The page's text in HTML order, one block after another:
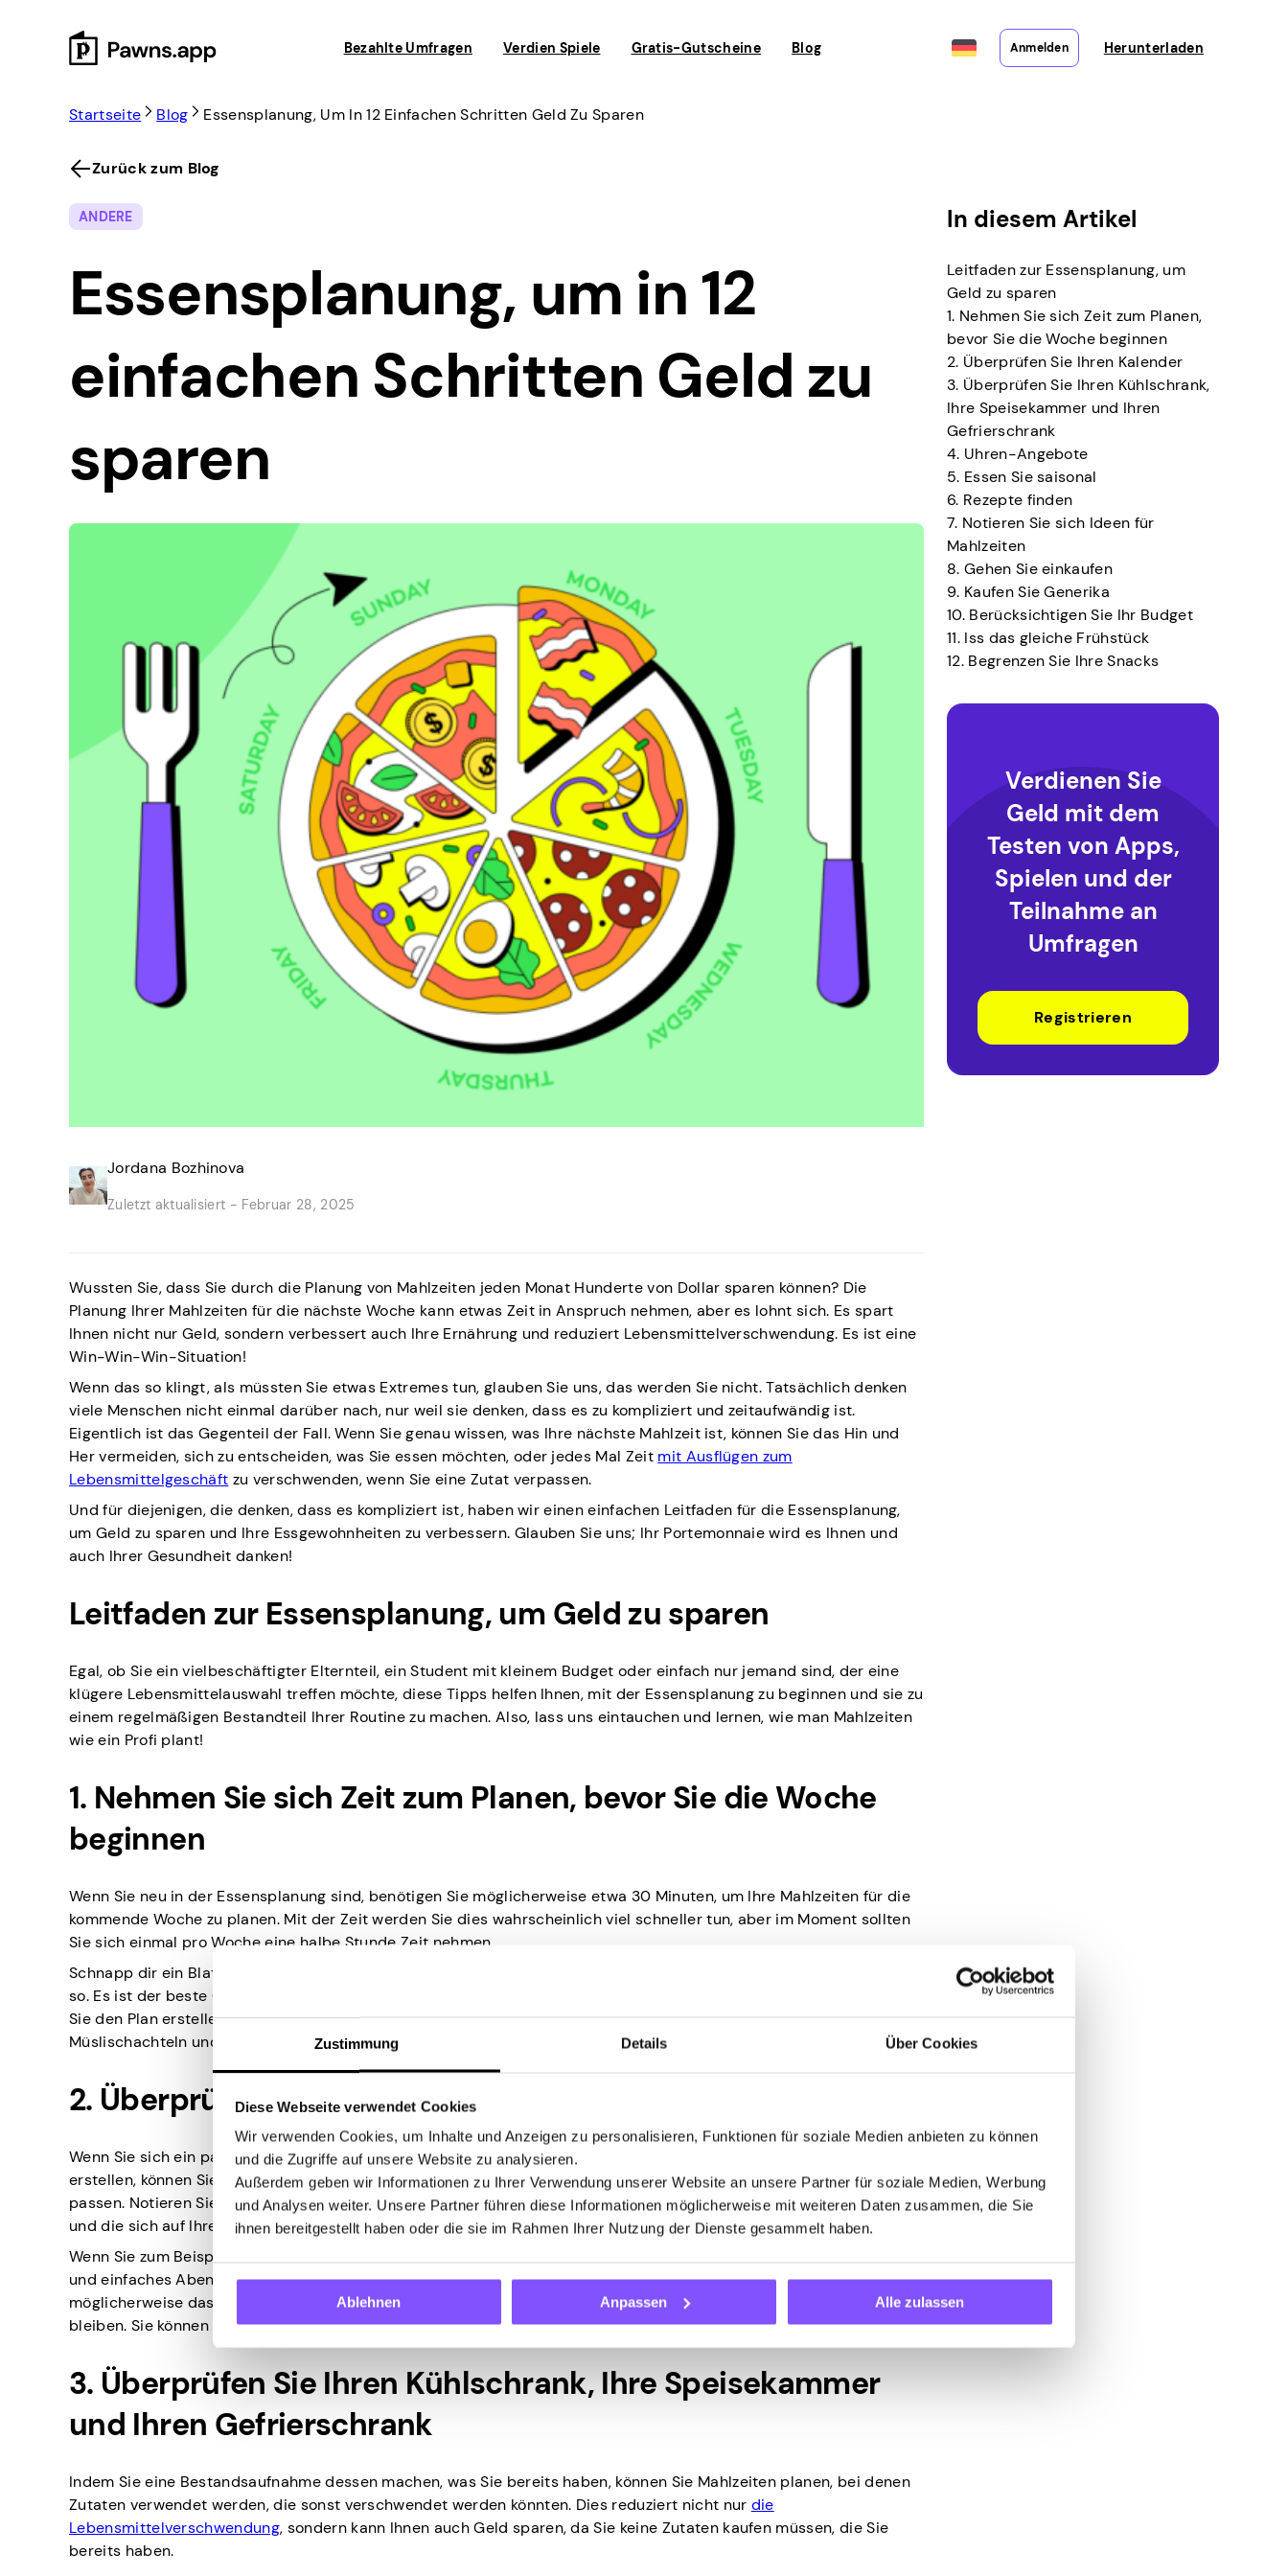
Zustimmung Details Über Cookies
Diese Webseite verwendet Cookies
Wir verwenden Cookies, um Inhalte und Anzeigen zu personalisieren, Funktionen für soziale Medien anbieten zu können
und die Zugriffe auf unsere Website zu analysieren.
Außerdem geben wir Informationen zu Ihrer Verwendung unserer Website an unsere Partner für soziale Medien, Werbung
und Analysen weiter. Unsere Partner führen diese Informationen möglicherweise mit weiteren Daten zusammen, die Sie
ihnen bereitgestellt haben oder die sie im Rahmen Ihrer Nutzung der Dienste gesammelt haben.
Ablehnen Anpassen Alle zulassen
Bezahlte Umfragen Verdien Spiele Gratis-Gutscheine Blog Anmelden Herunterladen
Startseite Blog Essensplanung, Um In 12 Einfachen Schritten Geld Zu Sparen
Zurück zum Blog
ANDERE
Essensplanung, um in 12
einfachen Schritten Geld zu
sparen
Jordana Bozhinova
Zuletzt aktualisiert - Februar 28, 2025
Wussten Sie, dass Sie durch die Planung von Mahlzeiten jeden Monat Hunderte von Dollar sparen können? Die
Planung Ihrer Mahlzeiten für die nächste Woche kann etwas Zeit in Anspruch nehmen, aber es lohnt sich. Es spart
Ihnen nicht nur Geld, sondern verbessert auch Ihre Ernährung und reduziert Lebensmittelverschwendung. Es ist eine
Win-Win-Win-Situation!
Wenn das so klingt, als müssten Sie etwas Extremes tun, glauben Sie uns, das werden Sie nicht. Tatsächlich denken
viele Menschen nicht einmal darüber nach, nur weil sie denken, dass es zu kompliziert und zeitaufwändig ist.
Eigentlich ist das Gegenteil der Fall. Wenn Sie genau wissen, was Ihre nächste Mahlzeit ist, können Sie das Hin und
Her vermeiden, sich zu entscheiden, was Sie essen möchten, oder jedes Mal Zeit mit Ausflügen zum
Lebensmittelgeschäft zu verschwenden, wenn Sie eine Zutat verpassen.
Und für diejenigen, die denken, dass es kompliziert ist, haben wir einen einfachen Leitfaden für die Essensplanung,
um Geld zu sparen und Ihre Essgewohnheiten zu verbessern. Glauben Sie uns; Ihr Portemonnaie wird es Ihnen und
auch Ihrer Gesundheit danken!
Leitfaden zur Essensplanung, um Geld zu sparen
Egal, ob Sie ein vielbeschäftigter Elternteil, ein Student mit kleinem Budget oder einfach nur jemand sind, der eine
klügere Lebensmittelauswahl treffen möchte, diese Tipps helfen Ihnen, mit der Essensplanung zu beginnen und sie zu
einem regelmäßigen Bestandteil Ihrer Routine zu machen. Also, lass uns eintauchen und lernen, wie man Mahlzeiten
wie ein Profi plant!
1. Nehmen Sie sich Zeit zum Planen, bevor Sie die Woche
beginnen
Wenn Sie neu in der Essensplanung sind, benötigen Sie möglicherweise etwa 30 Minuten, um Ihre Mahlzeiten für die
kommende Woche zu planen. Mit der Zeit werden Sie dies wahrscheinlich viel schneller tun, aber im Moment sollten
Sie sich einmal pro Woche eine halbe Stunde Zeit nehmen.
Schnapp dir ein Blatt Papier und geh in die Küche. Und wenn wir von der Küche sprechen, dann meinen wir das auch
so. Es ist der beste Ort für diesen Job, da Sie sehen können, was Sie zur Hand haben und was Ihnen fehlt, während
Sie den Plan erstellen. Und verlassen Sie sich nicht auf das Gedächtnis, um zu vermeiden, dass Sie am Ende mehr
Müslischachteln und weniger Eier haben, als Sie brauchen.
2. Überprüfen Sie Ihren Kalender
Wenn Sie sich ein paar Minuten Zeit nehmen, um Ihren Kalender zu überprüfen, wenn Sie einen Ernährungsplan
erstellen, können Sie effizienter planen, Stress abbauen und sicherstellen, dass Ihre Mahlzeiten zu Ihrem Lebensstil
passen. Notieren Sie sich also alle Veranstaltungen, Termine oder Aktivitäten, die Sie für die Woche geplant haben
und die sich auf Ihre Essensplanung auswirken könnten.
Wenn Sie zum Beispiel am Dienstagabend eine späte Besprechung haben, planen Sie für diesen Tag ein schnelles
und einfaches Abendessen ein. Oder wenn Sie am Mittwoch eine Menschenmenge erwarten, müssen Sie
möglicherweise das Rezept verdoppeln, um alle zu ernähren. Machen Sie sich keine Sorgen, wenn Reste übrig
bleiben. Sie können sie jederzeit einfrieren und abends verwenden, wenn Sie keine Zeit zum Kochen haben.
3. Überprüfen Sie Ihren Kühlschrank, Ihre Speisekammer
und Ihren Gefrierschrank
Indem Sie eine Bestandsaufnahme dessen machen, was Sie bereits haben, können Sie Mahlzeiten planen, bei denen
Zutaten verwendet werden, die sonst verschwendet werden könnten. Dies reduziert nicht nur die
Lebensmittelverschwendung, sondern kann Ihnen auch Geld sparen, da Sie keine Zutaten kaufen müssen, die Sie
bereits haben.
In diesem Artikel
Leitfaden zur Essensplanung, um
Geld zu sparen
1. Nehmen Sie sich Zeit zum Planen,
bevor Sie die Woche beginnen
2. Überprüfen Sie Ihren Kalender
3. Überprüfen Sie Ihren Kühlschrank,
Ihre Speisekammer und Ihren
Gefrierschrank
4. Uhren-Angebote
5. Essen Sie saisonal
6. Rezepte finden
7. Notieren Sie sich Ideen für
Mahlzeiten
8. Gehen Sie einkaufen
9. Kaufen Sie Generika
10. Berücksichtigen Sie Ihr Budget
11. Iss das gleiche Frühstück
12. Begrenzen Sie Ihre Snacks
Verdienen Sie
Geld mit dem
Testen von Apps,
Spielen und der
Teilnahme an
Umfragen
Registrieren